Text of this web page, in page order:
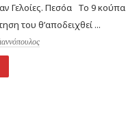
Γελοίες. Πεσόα Το 9
του θ’αποδειχθεί ...